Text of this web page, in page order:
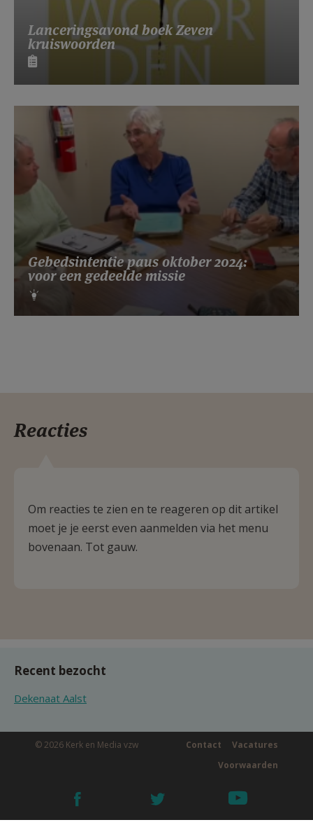
Lanceringsavond boek Zeven
kruiswoorden
Gebedsintentie paus oktober 2024:
voor een gedeelde missie
Reacties
Om reacties te zien en te reageren op dit artikel
moet je je eerst even aanmelden via het menu
bovenaan. Tot gauw.
Recent bezocht
Dekenaat Aalst
© 2026 Kerk en Media vzw Vacatures
Contact
Voorwaarden